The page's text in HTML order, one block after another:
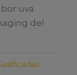
uva
del